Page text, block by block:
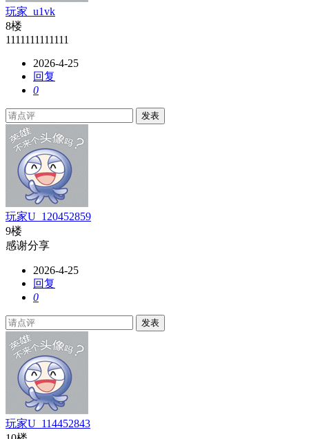
玩家_u1vk
8楼
1111111111111
2026-4-25
回复
0
发表
玩家U_120452859
9楼
感谢分享
2026-4-25
回复
0
发表
玩家U_114452843